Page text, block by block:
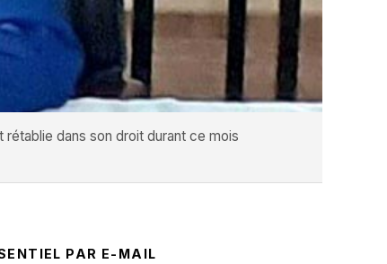
rétablie dans son droit durant ce mois
PAR E-MAIL